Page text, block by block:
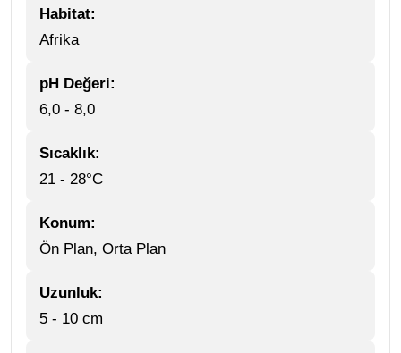
Habitat:
Afrika
pH Değeri:
6,0 - 8,0
Sıcaklık:
21 - 28°C
Konum:
Ön Plan, Orta Plan
Uzunluk:
5 - 10 cm